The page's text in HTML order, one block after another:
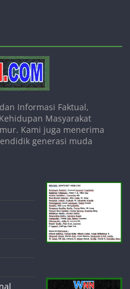
Informasi Faktual,
Masyarakat
Kami juga menerima
generasi muda